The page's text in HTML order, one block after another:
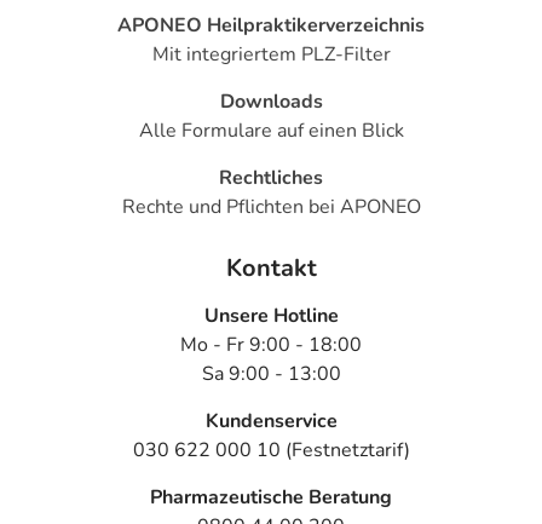
APONEO Heilpraktikerverzeichnis
Mit integriertem PLZ-Filter
Downloads
Alle Formulare auf einen Blick
Rechtliches
Rechte und Pflichten bei APONEO
Kontakt
Unsere Hotline
Mo - Fr 9:00 - 18:00
Sa 9:00 - 13:00
Kundenservice
030 622 000 10 (Festnetztarif)
Pharmazeutische Beratung